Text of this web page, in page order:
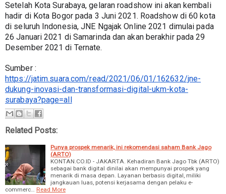
Setelah Kota Surabaya, gelaran roadshow ini akan kembali
hadir di Kota Bogor pada 3 Juni 2021. Roadshow di 60 kota
di seluruh Indonesia, JNE Ngajak Online 2021 dimulai pada
26 Januari 2021 di Samarinda dan akan berakhir pada 29
Desember 2021 di Ternate.
https://jatim.suara.com/read/2021/06/01/162632/jne-
dukung-inovasi-dan-transformasi-digital-ukm-kota-
surabaya?page=all
Related Posts:
Punya prospek menarik, ini rekomendasi saham Bank Jago
(ARTO)
KONTAN.CO.ID - JAKARTA. Kehadiran Bank Jago Tbk (ARTO)
sebagai bank digital dinilai akan mempunyai prospek yang
menarik di masa depan. Layanan berbasis digital, miliki
jangkauan luas, potensi kerjasama dengan pelaku e-
commerc… Read More